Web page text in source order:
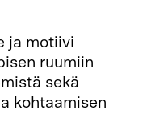
ja motiivi
ruumiin
sekä
kohtaamisen